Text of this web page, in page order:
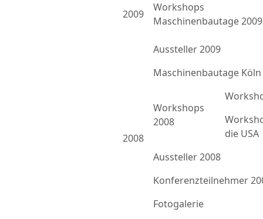
2009
Workshops
Maschinenbautage 2009
Aussteller 2009
2008
Maschinenbautage Köln
Workshops
2008
die USA
Aussteller 2008
Konferenzteilnehmer
Fotogalerie